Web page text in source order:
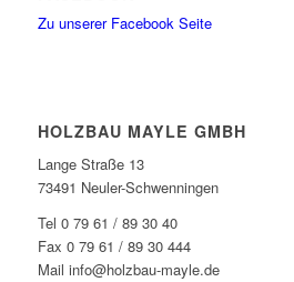
Zu unserer Facebook Seite
HOLZBAU MAYLE GMBH
Lange Straße 13
73491 Neuler-Schwenningen
Tel 0 79 61 / 89 30 40
Fax 0 79 61 / 89 30 444
Mail info@holzbau-mayle.de